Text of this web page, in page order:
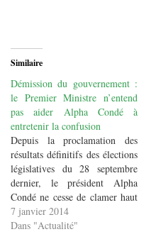
Similaire
Démission du gouvernement :
le Premier Ministre n’entend
pas aider Alpha Condé à
entretenir la confusion
Depuis la proclamation des
résultats définitifs des élections
législatives du 28 septembre
dernier, le président Alpha
Condé ne cesse de clamer haut
et fort que c’est fini pour le
gouvernement de récompense
7 janvier 2014
Dans "Actualité"